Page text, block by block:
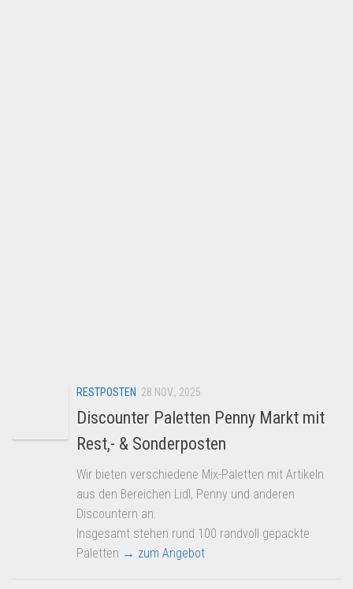
Grosshandel
Amazon
RESTPOSTEN 28 NOV., 2025
Discounter Paletten Penny Markt mit
Rest,- & Sonderposten
Wir bieten verschiedene Mix-Paletten mit Artikeln
aus den Bereichen Lidl, Penny und anderen
Discountern an.
Insgesamt stehen rund 100 randvoll gepackte
Paletten → zum Angebot